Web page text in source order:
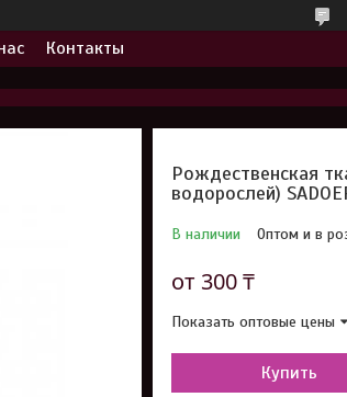
Контакты
Рождественская
водорослей)
В наличии Оптом и в
от300 ₸
Показать оптовые цены
Купить